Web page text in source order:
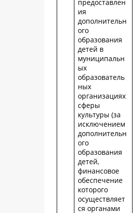
предоставлен
ия
дополнительн
ого
образования
детей в
муниципальн
ых
образователь
ных
организациях
сферы
культуры (за
исключением
дополнительн
ого
образования
детей,
финансовое
обеспечение
которого
осуществляет
ся органами